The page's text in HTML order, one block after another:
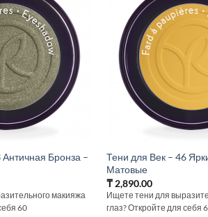
Бронза –
макияжа
60
Тени для Век – 46
Матовые
₸2,890.00
Ищете тени для
глаз? Откройте для себя